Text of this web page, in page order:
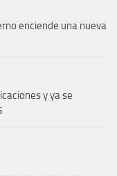
enciende una nueva
y ya se